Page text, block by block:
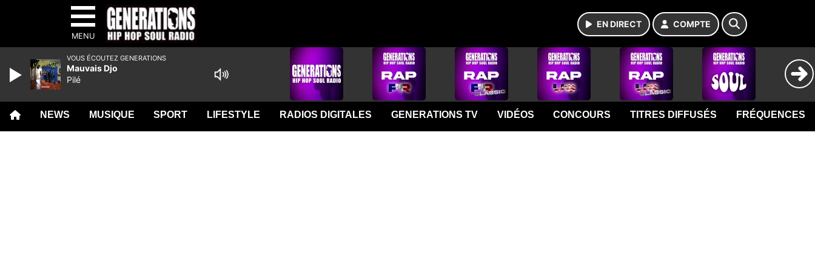
MENU
EN DIRECT COMPTE
NEWS MUSIQUE SPORT LIFESTYLE RADIOS DIGITALES GENERATIONS TV VIDÉOS CONCOURS TITRES DIFFUSÉS FRÉQUENCES
VOUS ÉCOUTEZ GENERATIONS
Mauvais Djo
Pilé